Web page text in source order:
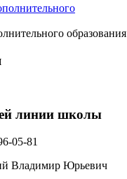
образования
линии школы
05-81
Владимир Юрьевич